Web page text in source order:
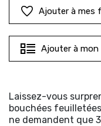
Ajouter à mes
Ajouter à mon
Laissez-vous
bouchées
ne demandent que